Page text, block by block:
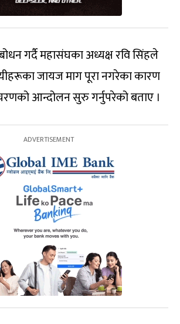
गर्दै महासंघका अध्यक्ष रवि सिंहले
जायज माग पूरा नगरेका कारण
आन्दोलन सुरु गर्नुपरेको बताए ।